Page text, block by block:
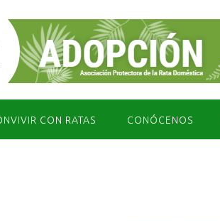
CON RATAS CONÓCENOS